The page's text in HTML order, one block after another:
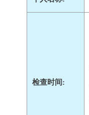
检查时间: